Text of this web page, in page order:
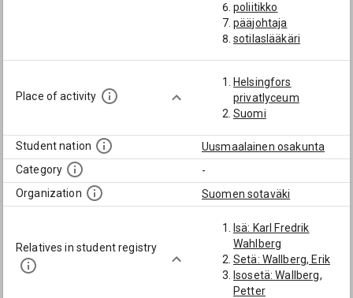
poliitikko
pääjohtaja
sotilaslääkäri
Place of activity
Helsingfors
privatlyceum
Suomi
Student nation
Uusmaalainen osakunta
Category
-
Organization
Suomen sotaväki
Relatives in student registry
Isä: Karl Fredrik
Wahlberg
Setä: Wallberg, Erik
Isosetä: Wallberg,
Petter